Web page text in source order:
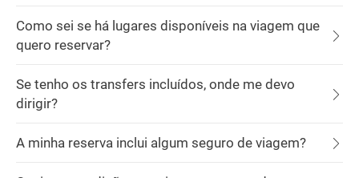
Como sei se há lugares disponíveis na viagem que
quero reservar?
Se tenho os transfers incluídos, onde me devo
dirigir?
A minha reserva inclui algum seguro de viagem?